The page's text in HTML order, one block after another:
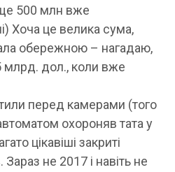
500 млн вже
Хоча це велика сума,
обережною – нагадаю,
млрд. дол., коли вже
перед камерами (того
охороняв тата у
цікавіші закриті
не 2017 і навіть не